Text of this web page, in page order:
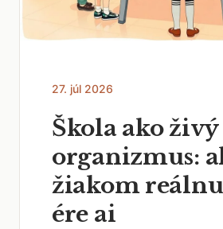
27. júl 2026
Škola ako živý
organizmus:
žiakom
ére ai